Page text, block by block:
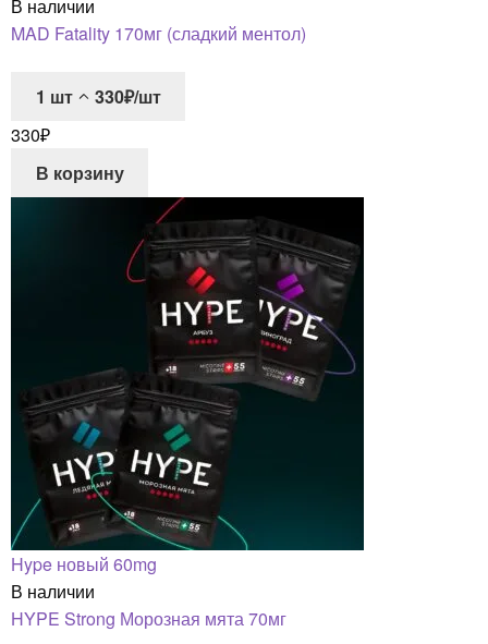
В наличии
MAD Fatality 170мг (сладкий ментол)
1 шт
330₽/шт
330₽
В корзину
Hype новый 60mg
В наличии
HYPE Strong Морозная мята 70мг